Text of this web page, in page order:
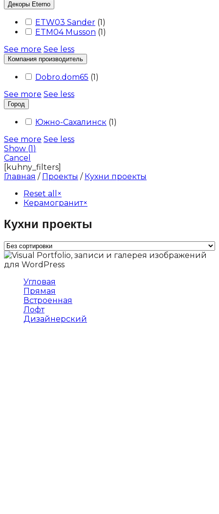
Декоры Eterno
ETW03 Sander (1)
ETM04 Musson (1)
See more See less
Компания производитель
Dobro.dom65 (1)
See more See less
Город
Южно-Сахалинск (1)
See more See less
Show (1)
Cancel
[kuhny_filters]
Главная / Проекты / Кухни проекты
Reset all
×
Керамогранит×
Кухни проекты
Угловая
Прямая
Встроенная
Лофт
Дизайнерский